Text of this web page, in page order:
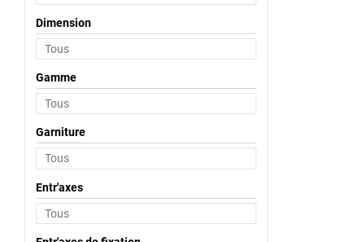
Dimension
Gamme
Garniture
Entr'axes